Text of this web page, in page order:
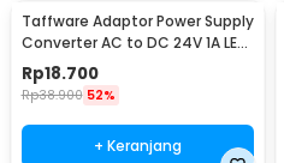
Taffware Adaptor Power Supply
Converter AC to DC 24V 1A LED
Strip - 2410
Rp18.700
Rp38.900 52%
+ Keranjang